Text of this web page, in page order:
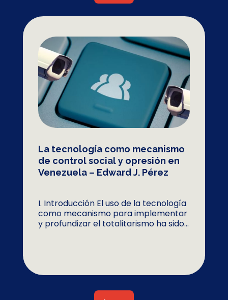
La tecnología como mecanismo
de control social y opresión en
Venezuela – Edward J. Pérez
I. Introducción El uso de la tecnología
como mecanismo para implementar
y profundizar el totalitarismo ha sido...